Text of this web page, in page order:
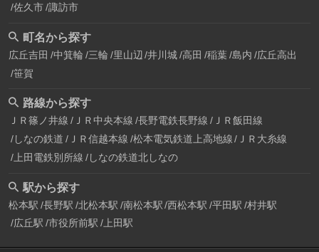
佐久市 諏訪市
町名から探す
広丘吉田 中箕輪 三輪 里山辺 井川城 高田 稲葉 島内 広丘高出
笹賀
路線から探す
ＪＲ篠ノ井線 ＪＲ中央本線 長野電鉄長野線 ＪＲ飯田線
しなの鉄道 ＪＲ信越本線 松本電気鉄道上高地線
ＪＲ大糸線
上田電鉄別所線 しなの鉄道北しなの
駅から探す
松本駅 長野駅 北松本駅 南松本駅 西松本駅 平田駅 村井駅
広丘駅 市役所前駅 上田駅